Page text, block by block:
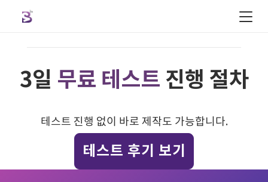
3일 무료 테스트 진행 절차
테스트 진행 없이 바로 제작도 가능합니다.
테스트 후기 보기